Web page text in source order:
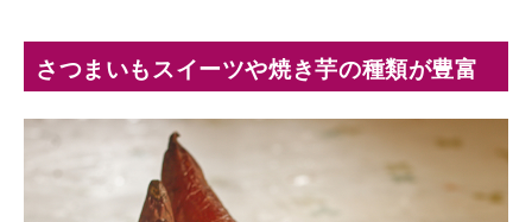
さつまいもスイーツや焼き芋の種類が豊富